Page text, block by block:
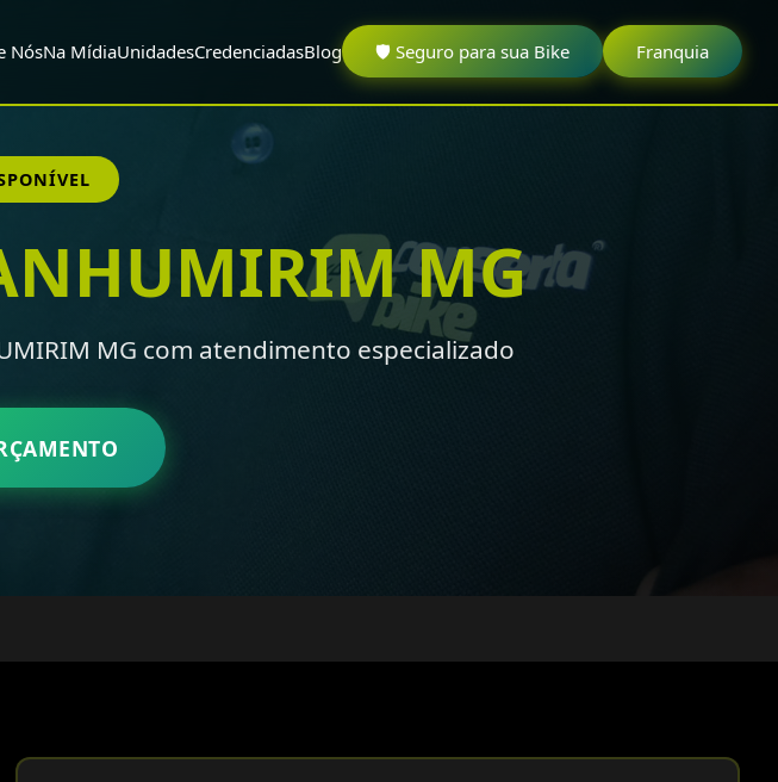
NósNa MídiaUnidadesCredenciadasBlog 🛡️ Seguro para sua Bike Franquia
MG
MG com atendimento especializado